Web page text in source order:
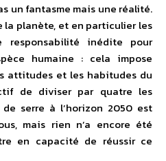
un fantasme mais une réalité.
la planète, et en particulier les
responsabilité inédite pour
humaine : cela impose
attitudes et les habitudes du
de diviser par quatre les
serre à l’horizon 2050 est
mais rien n’a encore été
en capacité de réussir ce